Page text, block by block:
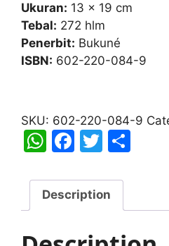
Ukuran: 13 x 19 cm
Tebal: 272 hlm
Penerbit: Bukuné
ISBN: 602-220-084-9
Rindu;
Masih
Ada
Tentangmu
quantity
SKU: 602-220-084-9
W
at
s
F
c
e
T
itt
er e
Description